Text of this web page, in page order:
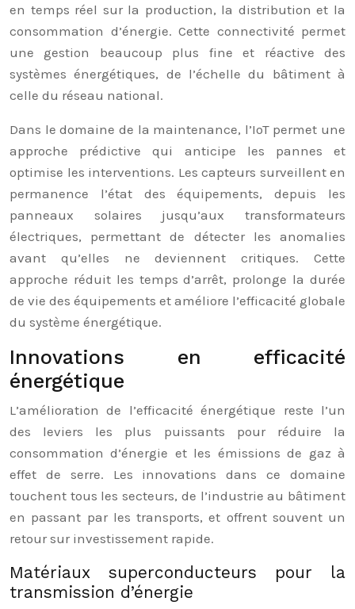
en temps réel sur la production, la distribution et la
consommation d’énergie. Cette connectivité permet
une gestion beaucoup plus fine et réactive des
systèmes énergétiques, de l’échelle du bâtiment à
celle du réseau national.
Dans le domaine de la maintenance, l’IoT permet une
approche prédictive qui anticipe les pannes et
optimise les interventions. Les capteurs surveillent en
permanence l’état des équipements, depuis les
panneaux solaires jusqu’aux transformateurs
électriques, permettant de détecter les anomalies
avant qu’elles ne deviennent critiques. Cette
approche réduit les temps d’arrêt, prolonge la durée
de vie des équipements et améliore l’efficacité globale
du système énergétique.
Innovations en efficacité
énergétique
L’amélioration de l’efficacité énergétique reste l’un
des leviers les plus puissants pour réduire la
consommation d’énergie et les émissions de gaz à
effet de serre. Les innovations dans ce domaine
touchent tous les secteurs, de l’industrie au bâtiment
en passant par les transports, et offrent souvent un
retour sur investissement rapide.
Matériaux superconducteurs pour la
transmission d’énergie